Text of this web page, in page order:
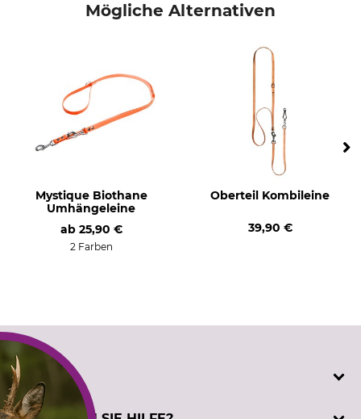
Mögliche Alternativen
Mystique Biothane
Umhängeleine
ab 25,90 €
2 Farben
Oberteil Kombileine
39,90 €
SERVICE
Katalogbestellung